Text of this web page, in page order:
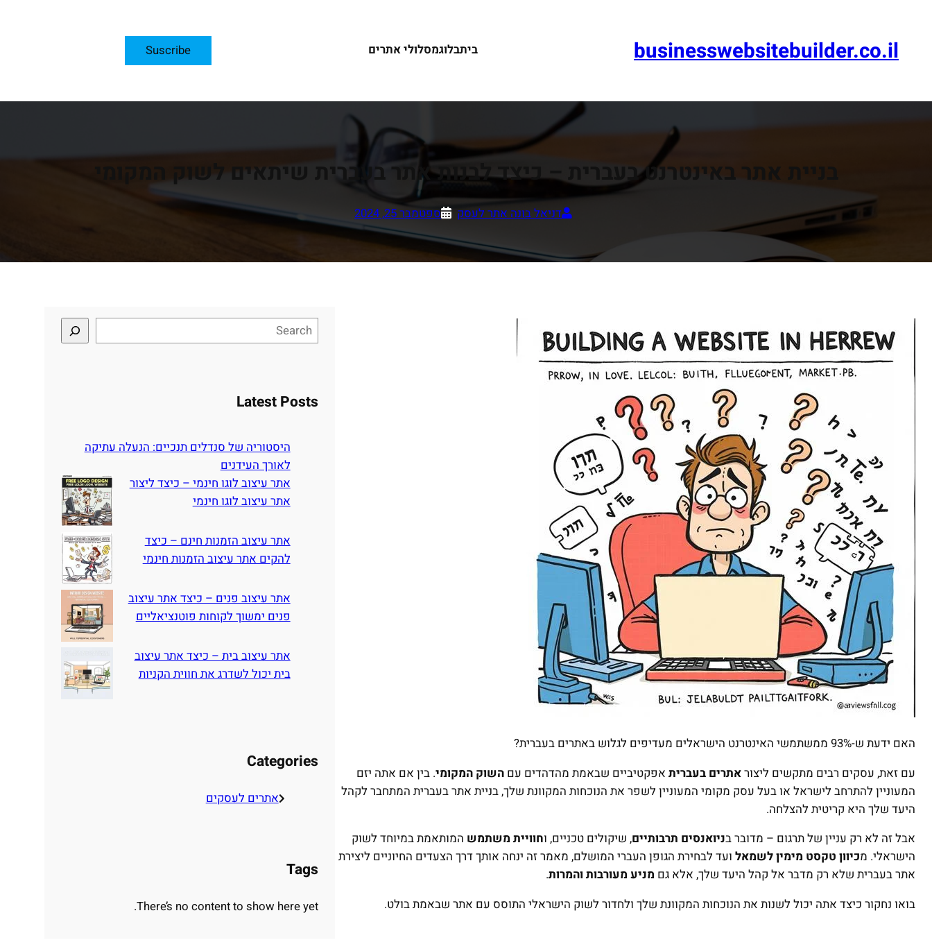
businesswebsitebuilder.co.il ביתבלוגמסלולי אתרים Suscribe
בניית אתר באינטרנט בעברית – כיצד לבנות אתר בעברית שיתאים לשוק המקומי
דניאל בונה אתר לעסק ספטמבר 25, 2024
האם ידעת ש-93% ממשתמשי האינטרנט הישראלים מעדיפים לגלוש באתרים בעברית?
עם זאת, עסקים רבים מתקשים ליצוראתרים בעברית אפקטיביים שבאמת מהדהדים עם השוק המקומי. בין אם אתה יזם
המעוניין להתרחב לישראל או בעל עסק מקומי המעוניין לשפר את הנוכחות המקוונת שלך, בניית אתר בעברית המתחבר לקהל
היעד שלך היא קריטית להצלחה.
אבל זה לא רק עניין של תרגום – מדובר בניואנסים תרבותיים, שיקולים טכניים, וחוויית משתמש המותאמת במיוחד לשוק
הישראלי. מכיוון טקסט מימין לשמאל ועד לבחירת הגופן העברי המושלם, מאמר זה ינחה אותך דרך הצעדים החיוניים ליצירת
אתר בעברית שלא רק מדבר אל קהל היעד שלך, אלא גם מניע מעורבות והמרות.
בואו נחקור כיצד אתה יכול לשנות את הנוכחות המקוונת שלך ולחדור לשוק הישראלי התוסס עם אתר שבאמת בולט.
e
c
Latest Posts
היסטוריה של סנדלים תנכיים: הנעלה עתיקה
לאורך העידנים
אתר עיצוב לוגו חינמי – כיצד ליצור
אתר עיצוב לוגו חינמי
אתר עיצוב הזמנות חינם – כיצד
להקים אתר עיצוב הזמנות חינמי
אתר עיצוב פנים – כיצד אתר עיצוב
פנים ימשוך לקוחות פוטנציאליים
אתר עיצוב בית – כיצד אתר עיצוב
בית יכול לשדרג את חווית הקניות
Categories
אתרים לעסקים
Tags
There’s no content to show here yet.